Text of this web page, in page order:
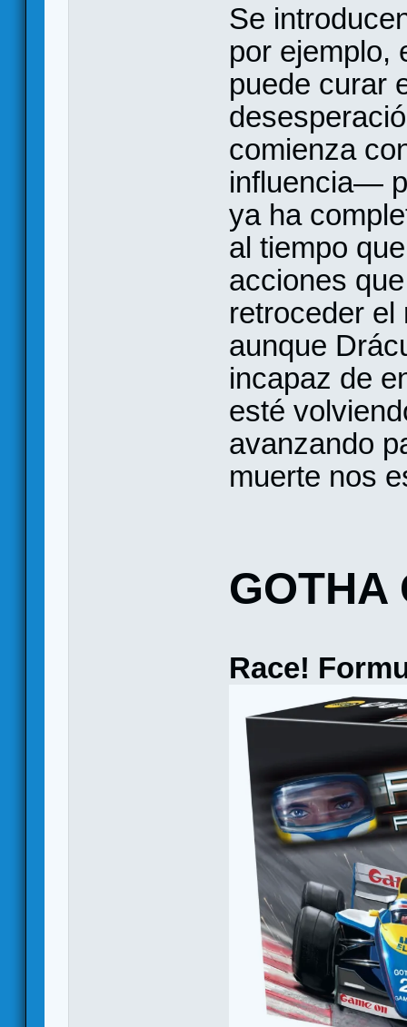
Se
por ejemplo,
puede curar
comienza
influencia—
ya ha
al tiempo
acciones
retroceder el
aunque
incapaz de
esté
avanzando
muerte nos
GOTHA
Race!